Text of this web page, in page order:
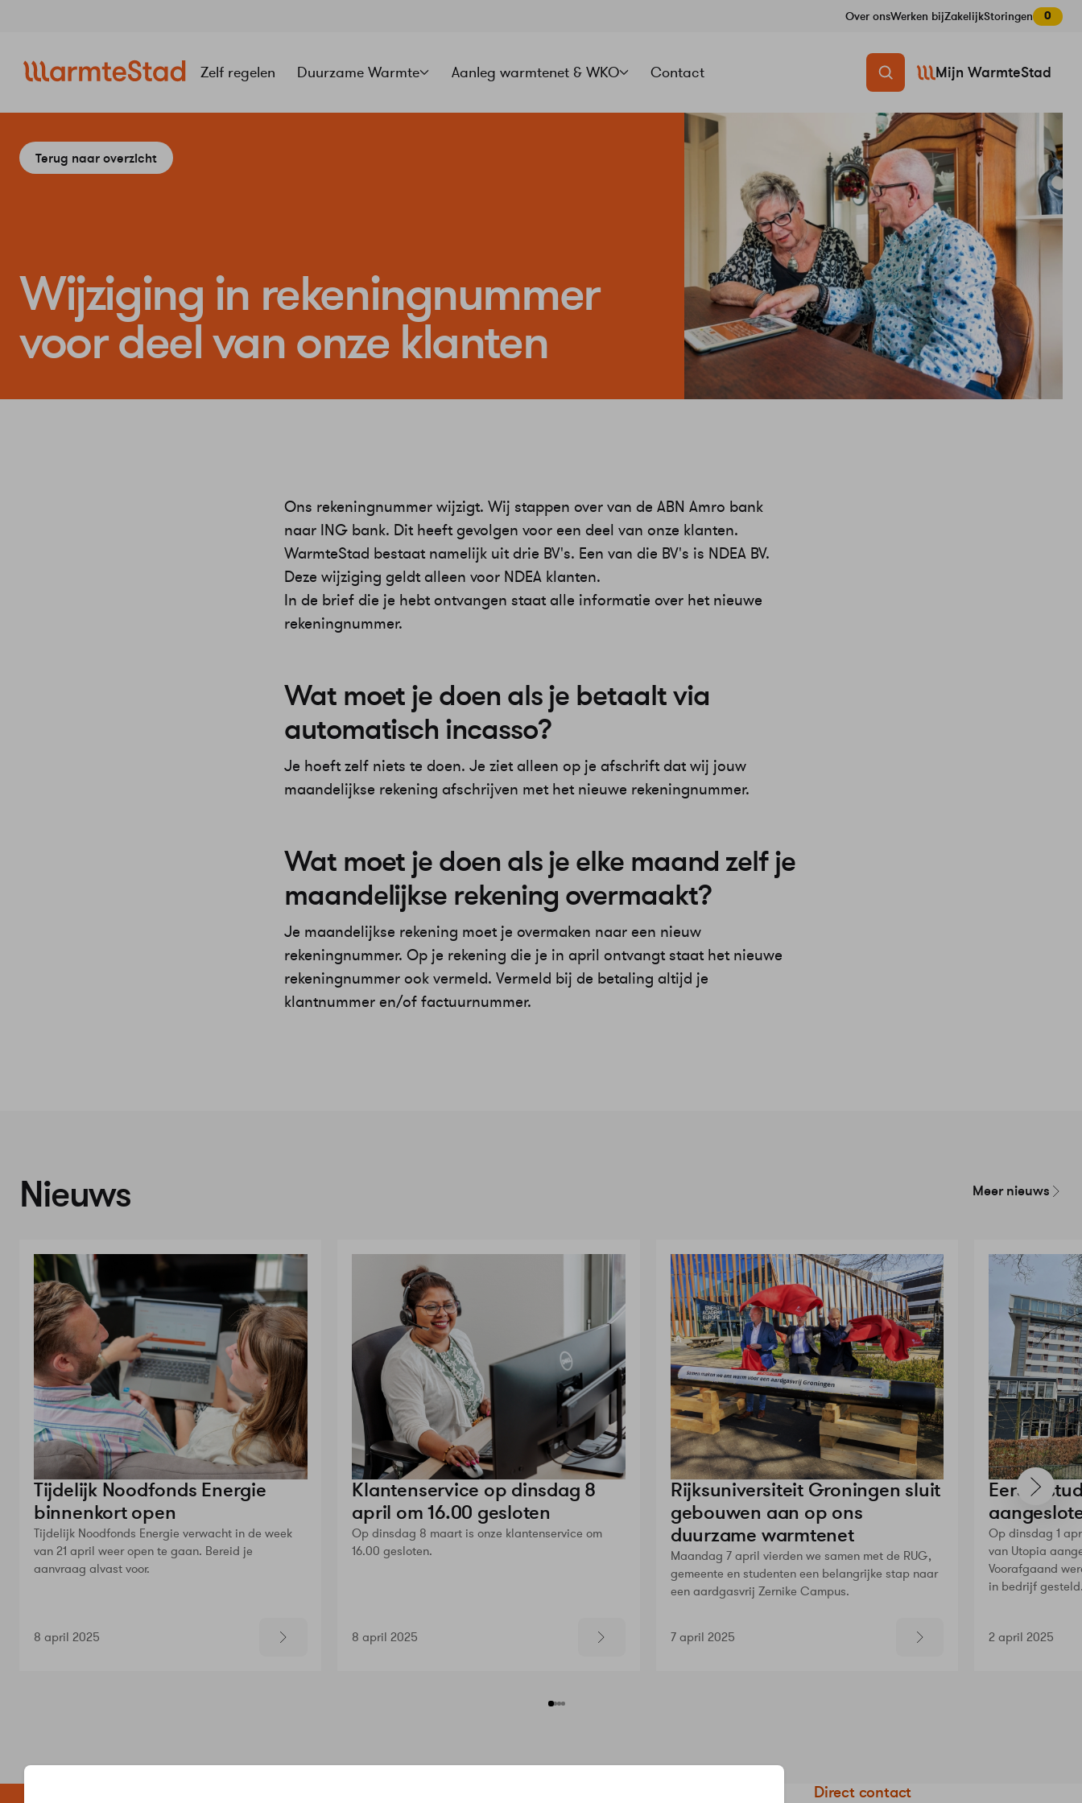
Over onsWerken bijZakelijkStoringen 0
Zelf regelen Duurzame Warmte Aanleg warmtenet & WKO Contact Mijn WarmteStad
Terug naar overzicht
Wijziging in rekeningnummer
voor deel van onze klanten
Ons rekeningnummer wijzigt. Wij stappen over van de ABN Amro bank
naar ING bank. Dit heeft gevolgen voor een deel van onze klanten.
WarmteStad bestaat namelijk uit drie BV's. Een van die BV's is NDEA BV.
Deze wijziging geldt alleen voor NDEA klanten.
In de brief die je hebt ontvangen staat alle informatie over het nieuwe
rekeningnummer.
Wat moet je doen als je betaalt via
automatisch incasso?
Je hoeft zelf niets te doen. Je ziet alleen op je afschrift dat wij jouw
maandelijkse rekening afschrijven met het nieuwe rekeningnummer.
Wat moet je doen als je elke maand zelf je
maandelijkse rekening overmaakt?
Je maandelijkse rekening moet je overmaken naar een nieuw
rekeningnummer. Op je rekening die je in april ontvangt staat het nieuwe
rekeningnummer ook vermeld. Vermeld bij de betaling altijd je
klantnummer en/of factuurnummer.
Nieuws Meer nieuws
Tijdelijk Noodfonds Energie
binnenkort open
Tijdelijk Noodfonds Energie verwacht in de week
van 21 april weer open te gaan. Bereid je
aanvraag alvast voor.
8 april 2025
Klantenservice op dinsdag 8
april om 16.00 gesloten
Op dinsdag 8 maart is onze klantenservice om
16.00 gesloten.
8 april 2025
Rijksuniversiteit Groningen sluit
gebouwen aan op ons
duurzame warmtenet
Maandag 7 april vierden we samen met de RUG,
gemeente en studenten een belangrijke stap naar
een aardgasvrij Zernike Campus.
7 april 2025
Eerste
Op dinsdag 1
van Utopia
Voorafgaand
in bedrijf
2 april 2025
Direct contact